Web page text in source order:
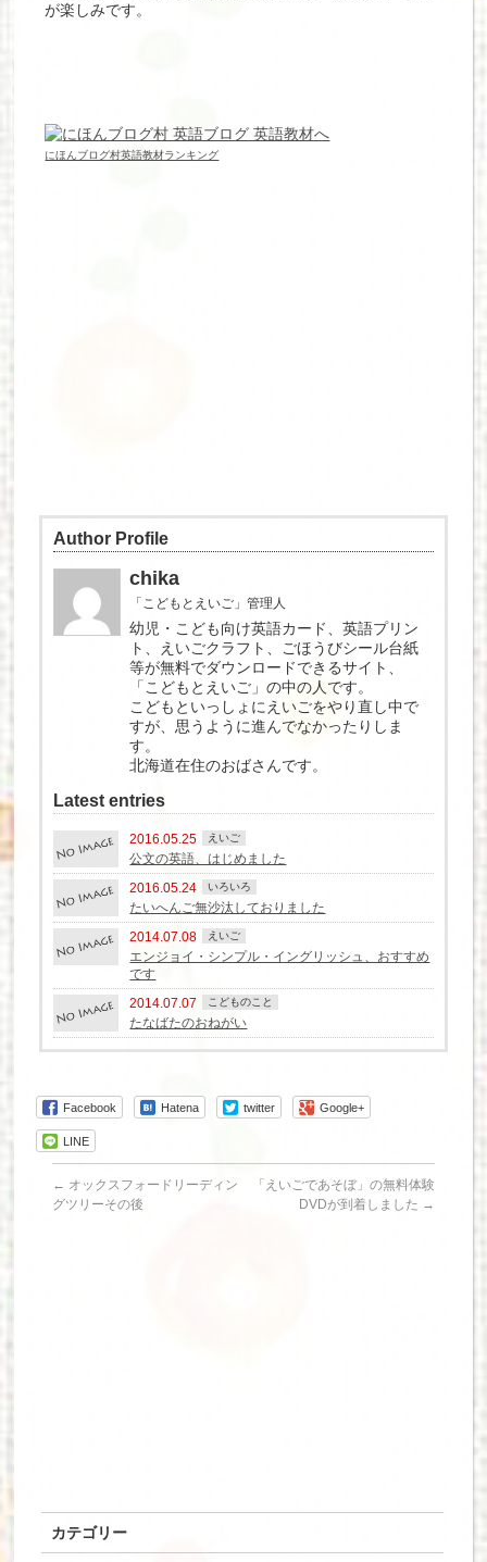
が楽しみです。
にほんブログ村英語教材ランキング
Author Profile
chika
「こどもとえいご」管理人
幼児・こども向け英語カード、英語プリン
ト、えいごクラフト、ごほうびシール台紙
等が無料でダウンロードできるサイト、
「こどもとえいご」の中の人です。
こどもといっしょにえいごをやり直し中で
すが、思うように進んでなかったりしま
す。
北海道在住のおばさんです。
Latest entries
2016.05.25 えいご
公文の英語、はじめました
2016.05.24 いろいろ
たいへんご無沙汰しておりました
2014.07.08 えいご
エンジョイ・シンプル・イングリッシュ、おすすめ
です
2014.07.07 こどものこと
たなばたのおねがい
Facebook Hatena twitter Google+
LINE
← オックスフォードリーディン
グツリーその後
「えいごであそぼ」の無料体験
DVDが到着しました →
カテゴリー